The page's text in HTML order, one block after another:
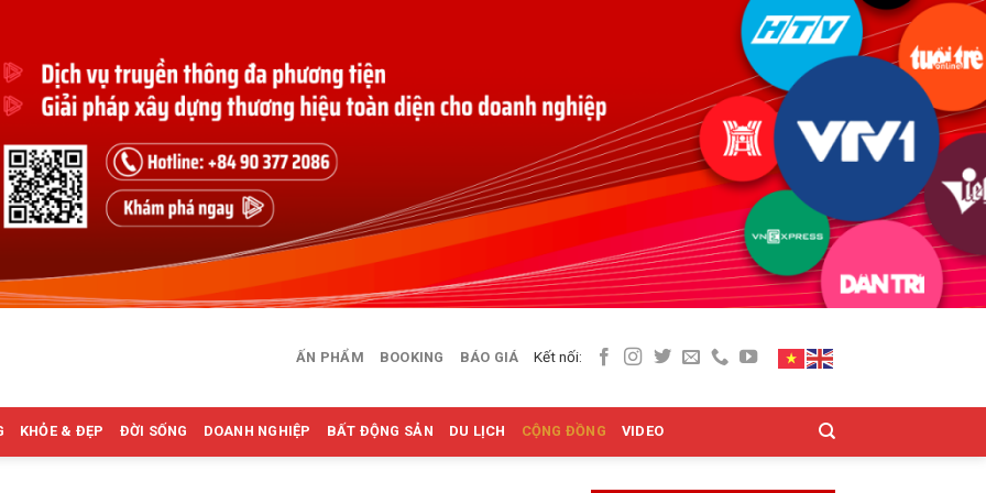
ẤN PHẨM BOOKING BÁO GIÁ Kết nối:
KHỎE & ĐẸP ĐỜI SỐNG DOANH NGHIỆP BẤT ĐỘNG SẢN DU LỊCH CỘNG ĐỒNG VIDEO